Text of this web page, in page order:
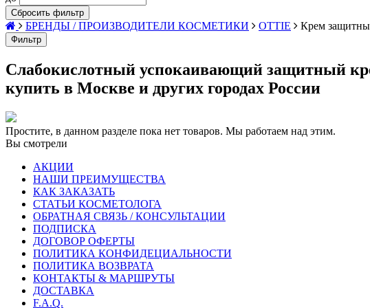
Сбросить фильтр
БРЕНДЫ / ПРОИЗВОДИТЕЛИ КОСМЕТИКИ OTTIE Крем
Фильтр
Слабокислотный успокаивающий защитный
купить в Москве и других городах России
Простите, в данном разделе пока нет товаров. Мы работаем над этим.
Вы смотрели
АКЦИИ
НАШИ ПРЕИМУЩЕСТВА
КАК ЗАКАЗАТЬ
СТАТЬИ КОСМЕТОЛОГА
ОБРАТНАЯ СВЯЗЬ / КОНСУЛЬТАЦИИ
ПОДПИСКА
ДОГОВОР ОФЕРТЫ
ПОЛИТИКА КОНФИДЕЦИАЛЬНОСТИ
ПОЛИТИКА ВОЗВРАТА
КОНТАКТЫ & МАРШРУТЫ
ДОСТАВКА
F.A.Q.